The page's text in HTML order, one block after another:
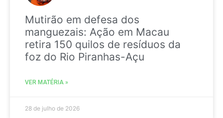
Mutirão em defesa dos
manguezais: Ação em Macau
retira 150 quilos de resíduos da
foz do Rio Piranhas-Açu
VER MATÉRIA »
28 de julho de 2026